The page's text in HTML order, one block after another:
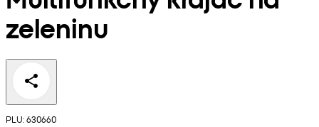
zeleninu
PLU: 630660